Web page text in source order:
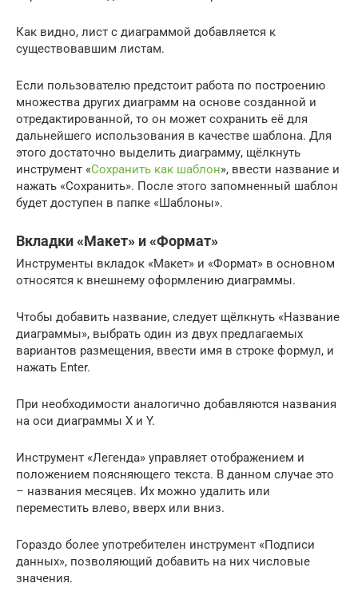
Как видно, лист с диаграммой добавляется к
существовавшим листам.
Если пользователю предстоит работа по построению
множества других диаграмм на основе созданной и
отредактированной, то он может сохранить её для
дальнейшего использования в качестве шаблона. Для
этого достаточно выделить диаграмму, щёлкнуть
инструмент «Сохранить как шаблон», ввести название и
нажать «Сохранить». После этого запомненный шаблон
будет доступен в папке «Шаблоны».
Вкладки «Макет» и «Формат»
Инструменты вкладок «Макет» и «Формат» в основном
относятся к внешнему оформлению диаграммы.
Чтобы добавить название, следует щёлкнуть «Название
диаграммы», выбрать один из двух предлагаемых
вариантов размещения, ввести имя в строке формул, и
нажать Enter.
При необходимости аналогично добавляются названия
на оси диаграммы X и Y.
Инструмент «Легенда» управляет отображением и
положением поясняющего текста. В данном случае это
– названия месяцев. Их можно удалить или
переместить влево, вверх или вниз.
Гораздо более употребителен инструмент «Подписи
данных», позволяющий добавить на них числовые
значения.